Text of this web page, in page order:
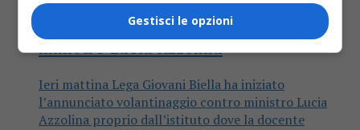
I giovani della Lega contestano il
ministro Lucia Azzolina
Ieri mattina Lega Giovani Biella ha iniziato
l’annunciato volantinaggio contro ministro Lucia
Azzolina proprio dall’istituto dove la docente
Gestisci le opzioni